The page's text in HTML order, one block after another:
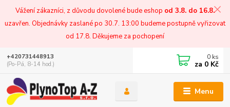
Vážení zákazníci, z důvodu dovolené bude eshop od 3.8. do 16.8.
uzavřen. Objednávky zaslané po 30.7. 13:00 budeme postupně vyřizovat
od 17.8. Děkujeme za pochopení
Menu
+420731448913
(Po-Pá, 8-14 hod.)
0 ks
za 0 Kč